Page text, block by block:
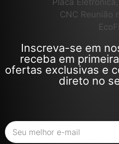
Inscreva-se em
receba em
ofertas exclusivas e
direto no